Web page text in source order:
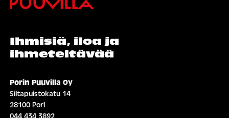
Ihmisiä, iloa ja
ihmeteltävää
Porin Puuvilla Oy
Siltapuistokatu 14
28100 Pori